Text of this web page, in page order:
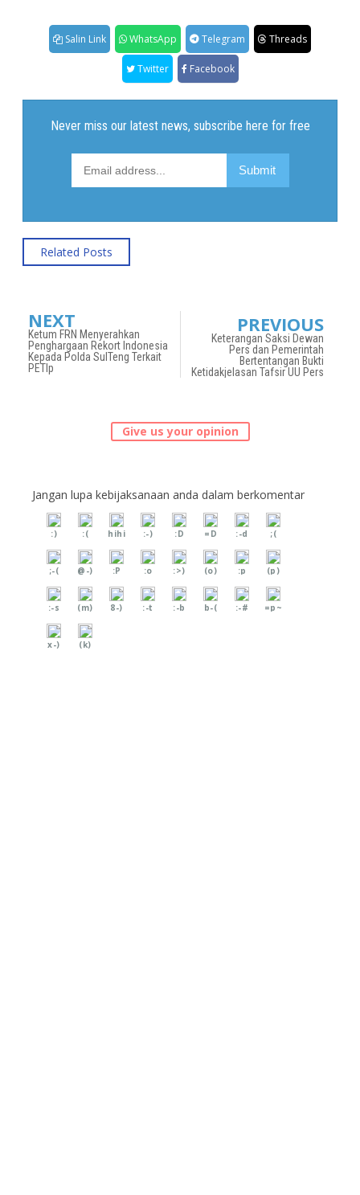
Salin Link WhatsApp Telegram Threads
Twitter Facebook
Related Posts
NEXT
Ketum FRN Menyerahkan
Penghargaan Rekort Indonesia
Kepada Polda SulTeng Terkait
PETIp
PREVIOUS
Keterangan Saksi Dewan
Pers dan Pemerintah
Bertentangan Bukti
Ketidakjelasan Tafsir UU Pers
Give us your opinion
Jangan lupa kebijaksanaan anda dalam berkomentar
:) :( hihi :-) :D =D :-d ;(
;-( @-) :P :o :>) (o) :p (p)
:-s (m) 8-) :-t :-b b-( :-# =p~
x-) (k)